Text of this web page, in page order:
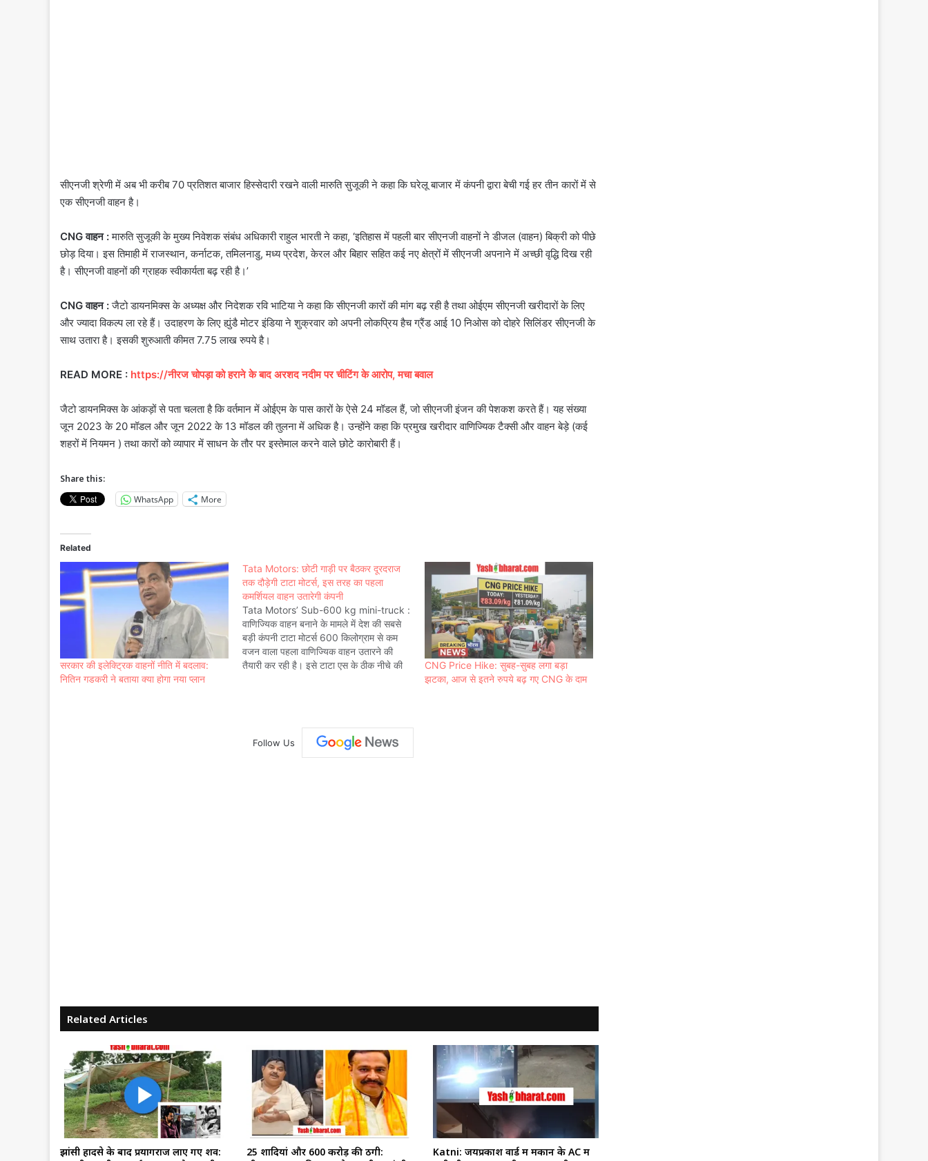
सीएनजी श्रेणी में अब भी करीब 70 प्रतिशत बाजार हिस्सेदारी रखने वाली मारुति सुजूकी ने कहा कि घरेलू बाजार में कंपनी द्वारा बेची गई हर तीन कारों में से
एक सीएनजी वाहन है।
CNG वाहन :मारुति सुजूकी के मुख्य निवेशक संबंध अधिकारी राहुल भारती ने कहा, ‘इतिहास में पहली बार सीएनजी वाहनों ने डीजल (वाहन) बिक्री को पीछे
छोड़ दिया। इस तिमाही में राजस्थान, कर्नाटक, तमिलनाडु, मध्य प्रदेश, केरल और बिहार सहित कई नए क्षेत्रों में सीएनजी अपनाने में अच्छी वृद्धि दिख रही
है। सीएनजी वाहनों की ग्राहक स्वीकार्यता बढ़ रही है।’
CNG वाहन :जैटो डायनमिक्स के अध्यक्ष और निदेशक रवि भाटिया ने कहा कि सीएनजी कारों की मांग बढ़ रही है तथा ओईएम सीएनजी खरीदारों के लिए
और ज्यादा विकल्प ला रहे हैं। उदाहरण के लिए ह्युंडै मोटर इंडिया ने शुक्रवार को अपनी लोकप्रिय हैच ग्रैंड आई 10 निओस को दोहरे सिलिंडर सीएनजी के
साथ उतारा है। इसकी शुरुआती कीमत 7.75 लाख रुपये है।
READ MORE : https://नीरज चोपड़ा को हराने के बाद अरशद नदीम पर चीटिंग के आरोप, मचा बवाल
जैटो डायनमिक्स के आंकड़ों से पता चलता है कि वर्तमान में ओईएम के पास कारों के ऐसे 24 मॉडल हैं, जो सीएनजी इंजन की पेशकश करते हैं। यह संख्या
जून 2023 के 20 मॉडल और जून 2022 के 13 मॉडल की तुलना में अधिक है। उन्होंने कहा कि प्रमुख खरीदार वाणिज्यिक टैक्सी और वाहन बेड़े (कई
शहरों में नियमन ) तथा कारों को व्यापार में साधन के तौर पर इस्तेमाल करने वाले छोटे कारोबारी हैं।
Share this:
WhatsApp
More
Related
सरकार की इलेक्ट्रिक वाहनों नीति में बदलाव:
नितिन गडकरी ने बताया क्या होगा नया प्लान
Tata Motors: छोटी गाड़ी पर बैठकर दूरदराज
तक दौड़ेगी टाटा मोटर्स, इस तरह का पहला
कमर्शियल वाहन उतारेगी कंपनी
Tata Motors’ Sub-600 kg mini-truck :
वा​णि​ज्यिक वाहन बनाने के मामले में देश की सबसे
बड़ी कंपनी टाटा मोटर्स 600 किलोग्राम से कम
वजन वाला पहला वाणिज्यिक वाहन उतारने की
तैयारी कर रही है। इसे टाटा एस के ठीक नीचे की
CNG Price Hike: सुबह-सुबह लगा बड़ा
झटका, आज से इतने रुपये बढ़ गए CNG के दाम
Follow Us
Related Articles
झांसी हादसे के बाद प्रयागराज लाए गए शव:
25 शादियां और ₹600 करोड़ की ठगी:
Katni: जयप्रकाश वार्ड में मकान के AC में